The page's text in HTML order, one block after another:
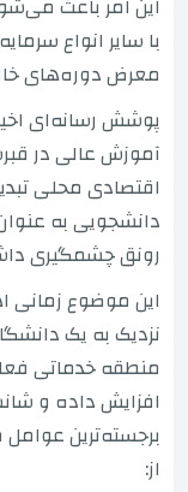
با سایر انواع
معرض دوره‌های
پوشش رسانه‌ای
آموزش عالی در
اقتصادی محلی
دانشجویی به
رونق چشمگیری
این موضوع زمانی
نزدیک به یک
منطقه خدماتی فعال
افزایش داده و
برجسته‌ترین
از: